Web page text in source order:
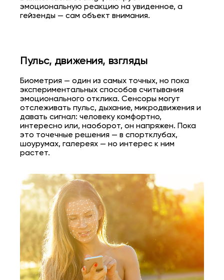
эмоциональную реакцию на увиденное, а
гейзенды — сам объект внимания.
Пульс, движения, взгляды
Биометрия — один из самых точных, но пока
экспериментальных способов считывания
эмоционального отклика. Сенсоры могут
отслеживать пульс, дыхание, микродвижения и
давать сигнал: человеку комфортно,
интересно или, наоборот, он напряжен. Пока
это точечные решения — в спортклубах,
шоурумах, галереях — но интерес к ним
растет.